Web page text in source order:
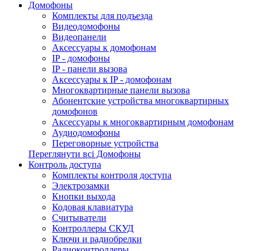
Домофоны
Комплекты для подъезда
Видеодомофоны
Видеопанели
Аксессуары к домофонам
IP - домофоны
IP - панели вызова
Аксессуары к IP - домофонам
Многоквартирные панели вызова
Абонентские устройства многоквартирных
домофонов
Аксессуары к многоквартирным домофонам
Аудиодомофоны
Переговорные устройства
Переглянути всі Домофоны
Контроль доступа
Комплекты контроля доступа
Электрозамки
Кнопки выхода
Кодовая клавиатура
Считыватели
Контроллеры СКУД
Ключи и радиобрелки